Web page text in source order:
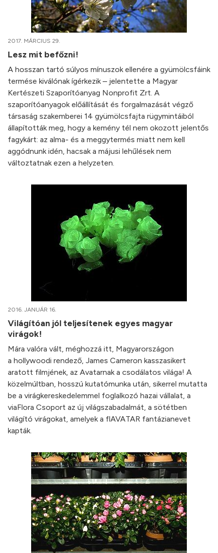
2017. MÁRCIUS 29.
Lesz mit befőzni!
A hosszan tartó súlyos mínuszok ellenére a gyümölcsfáink
termése kiválónak ígérkezik – jelentette a Magyar
Kertészeti Szaporítóanyag Nonprofit Zrt. A
szaporítóanyagok előállítását és forgalmazását végző
társaság szakemberei 14 gyümölcsfajta rügymintáiból
állapították meg, hogy a kemény tél nem okozott jelentős
fagykárt: az alma- és a meggytermés miatt nem kell
aggódnunk idén, hacsak a májusi lehűlések nem
változtatnak ezen a helyzeten.
2016. JANUÁR 16.
Világítóan jól teljesítenek egyes magyar
virágok!
Mára valóra vált, méghozzá itt, Magyarországon
a hollywoodi rendező, James Cameron kasszasikert
aratott filmjének, az Avatarnak a csodálatos világa! A
közelmúltban, hosszú kutatómunka után, sikerrel mutatta
be a virágkereskedelemmel foglalkozó hazai vállalat, a
viaFlora Csoport az új világszabadalmát, a sötétben
világító virágokat, amelyek a flAVATAR fantázianevet
kapták.